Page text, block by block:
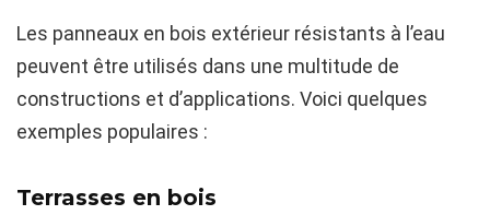
Les panneaux en bois extérieur résistants à l’eau
peuvent être utilisés dans une multitude de
constructions et d’applications. Voici quelques
exemples populaires :
Terrasses en bois